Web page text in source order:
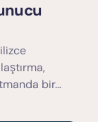
bir…